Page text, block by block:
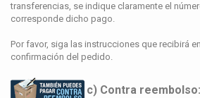
transferencias, se indique claramente el
corresponde dicho pago.
Por favor, siga las instrucciones que recibirá
confirmación del pedido.
c) Contra reembolso: